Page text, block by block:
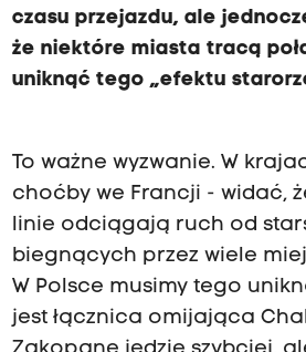
czasu przejazdu, ale
że niektóre miasta tracą
uniknąć tego „efektu
To ważne wyzwanie. W
choćby we Francji - widać,
linie odciągają ruch od
biegnących przez wiele
W Polsce musimy tego
jest łącznica omijająca